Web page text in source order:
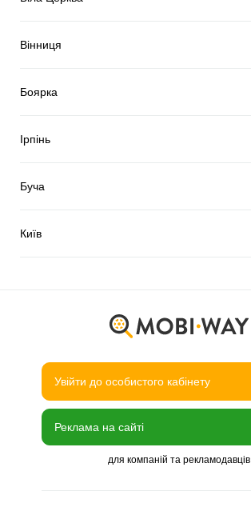
Вінниця
Боярка
Ірпінь
Буча
Київ
Увійти до особистого кабінету
Реклама на сайті
для компаній та рекламодавців